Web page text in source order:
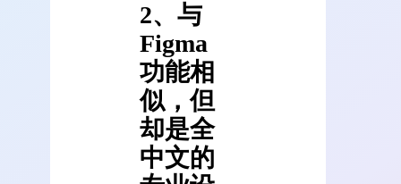
2、与
Figma
功能相
似，但
却是全
中文的